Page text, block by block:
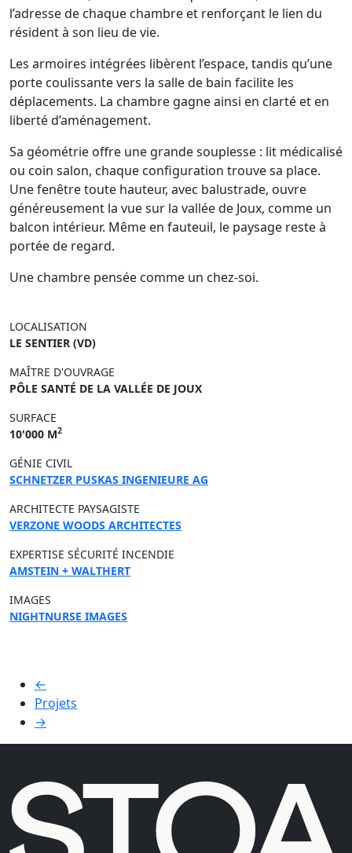
l’adresse de chaque chambre et renforçant le lien du
résident à son lieu de vie.
Les armoires intégrées libèrent l’espace, tandis qu’une
porte coulissante vers la salle de bain facilite les
déplacements. La chambre gagne ainsi en clarté et en
liberté d’aménagement.
Sa géométrie offre une grande souplesse : lit médicalisé
ou coin salon, chaque configuration trouve sa place.
Une fenêtre toute hauteur, avec balustrade, ouvre
généreusement la vue sur la vallée de Joux, comme un
balcon intérieur. Même en fauteuil, le paysage reste à
portée de regard.
Une chambre pensée comme un chez-soi.
LOCALISATION
LE SENTIER (VD)
MAÎTRE D'OUVRAGE
PÔLE SANTÉ DE LA VALLÉE DE JOUX
SURFACE
10'000 M2
GÉNIE CIVIL
SCHNETZER PUSKAS INGENIEURE AG
ARCHITECTE PAYSAGISTE
VERZONE WOODS ARCHITECTES
EXPERTISE SÉCURITÉ INCENDIE
AMSTEIN + WALTHERT
IMAGES
NIGHTNURSE IMAGES
←
Projets
→